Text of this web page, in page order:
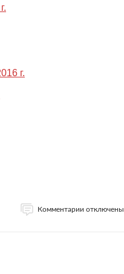
г.
Комментарии отключены